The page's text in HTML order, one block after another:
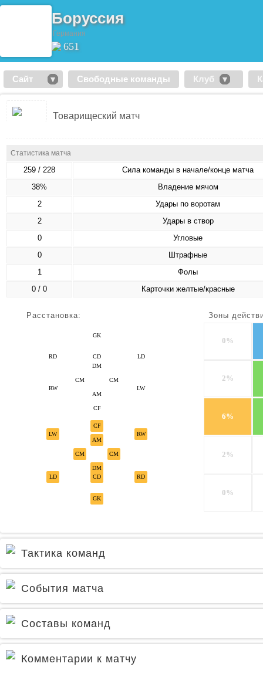
Боруссия
Германия
651
Сайт Свободные команды Клуб
Товарищеский матч
Статистика матча
259 / 228
Сила команды в начале/конце матча
38%
Владение мячом
2
Удары по воротам
2
Удары в створ
0
Угловые
0
Штрафные
1
Фолы
0 / 0
Карточки желтые/красные
Расстановка:
GK
LD
RD
CM
DM
CD
CM
AM
CF
LW
RW
GK
CM
LD CD RD
DM
LW
CM
AM
RW
CF
Зоны
0%
2%
6%
2%
0%
Тактика команд
События матча
Составы команд
Комментарии к матчу